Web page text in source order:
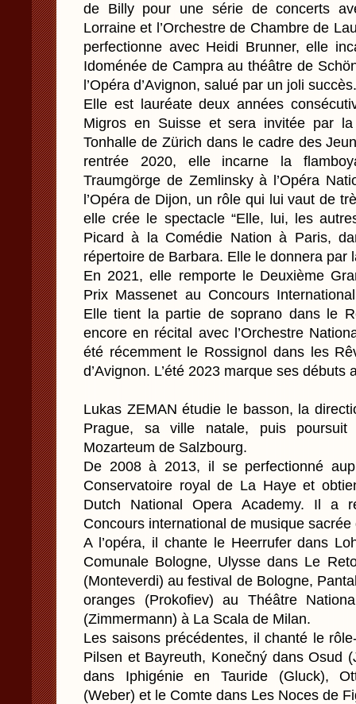
de Billy pour une série de concerts
Lorraine et l’Orchestre de Chambre de
perfectionne avec Heidi Brunner, elle
Idoménée de Campra au théâtre de
l’Opéra d’Avignon, salué par un joli succès.
Elle est lauréate deux années
Migros en Suisse et sera invitée par
Tonhalle de Zürich dans le cadre des
rentrée 2020, elle incarne la
Traumgörge de Zemlinsky à l’Opéra
l’Opéra de Dijon, un rôle qui lui vaut de
elle crée le spectacle “Elle, lui, les
Picard à la Comédie Nation à Paris,
répertoire de Barbara. Elle le donnera par
En 2021, elle remporte le Deuxième
Prix Massenet au Concours
Elle tient la partie de soprano dans le
encore en récital avec l’Orchestre
été récemment le Rossignol dans les
d’Avignon. L’été 2023 marque ses débuts
Lukas ZEMAN étudie le basson, la
Prague, sa ville natale, puis poursuit
Mozarteum de Salzbourg.
De 2008 à 2013, il se perfectionné
Conservatoire royal de La Haye et
Dutch National Opera Academy. Il a
Concours international de musique
A l’opéra, il chante le Heerrufer dans
Comunale Bologne, Ulysse dans Le
(Monteverdi) au festival de Bologne,
oranges (Prokofiev) au Théâtre
(Zimmermann) à La Scala de Milan.
Les saisons précédentes, il chanté le
Pilsen et Bayreuth, Konečný dans Osud
dans Iphigénie en Tauride (Gluck),
(Weber) et le Comte dans Les Noces de